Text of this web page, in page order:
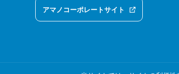
アマノコーポレートサイト